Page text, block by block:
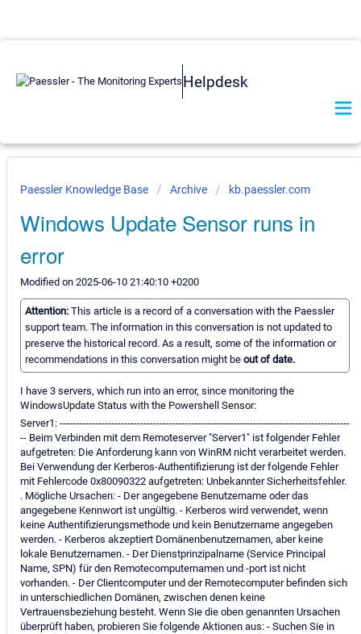
Helpdesk
Paessler Knowledge Base Archive kb.paessler.com
Windows Update Sensor runs in
error
Modified on 2025-06-10 21:40:10 +0200
Attention: This article is a record of a conversation with the Paessler
support team. The information in this conversation is not updated to
preserve the historical record. As a result, some of the information or
recommendations in this conversation might be out of date.
I have 3 servers, which run into an error, since monitoring the
WindowsUpdate Status with the Powershell Sensor:
Server1: ------------------------------------------------------------------------------------------
-- Beim Verbinden mit dem Remoteserver "Server1" ist folgender Fehler
aufgetreten: Die Anforderung kann von WinRM nicht verarbeitet werden.
Bei Verwendung der Kerberos-Authentifizierung ist der folgende Fehler
mit Fehlercode 0x80090322 aufgetreten: Unbekannter Sicherheitsfehler.
. Mögliche Ursachen: - Der angegebene Benutzername oder das
angegebene Kennwort ist ungültig. - Kerberos wird verwendet, wenn
keine Authentifizierungsmethode und kein Benutzername angegeben
werden. - Kerberos akzeptiert Domänenbenutzernamen, aber keine
lokale Benutzernamen. - Der Dienstprinzipalname (Service Principal
Name, SPN) für den Remotecomputernamen und -port ist nicht
vorhanden. - Der Clientcomputer und der Remotecomputer befinden sich
in unterschiedlichen Domänen, zwischen denen keine
Vertrauensbeziehung besteht. Wenn Sie die oben genannten Ursachen
überprüft haben, probieren Sie folgende Aktionen aus: - Suchen Sie in